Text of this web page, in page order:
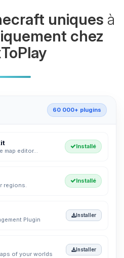
uniques à
chez
60 000+ plugins
map editor...
Installé
regions.
Installé
Plugin
Installer
of your worlds
Installer